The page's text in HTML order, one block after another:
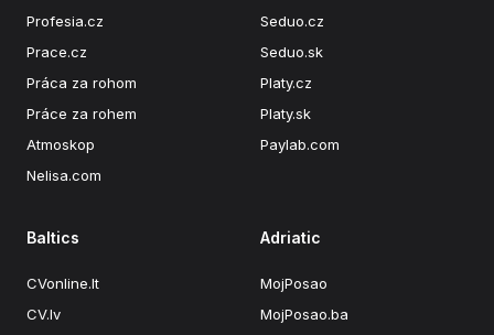
Profesia.cz
Prace.cz
Práca za rohom
Práce za rohem
Atmoskop
Nelisa.com
Seduo.cz
Seduo.sk
Platy.cz
Platy.sk
Paylab.com
Baltics
CVonline.lt
CV.lv
Adriatic
MojPosao
MojPosao.ba